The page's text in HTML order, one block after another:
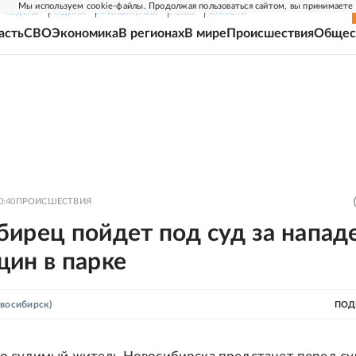
Мы используем cookie-файлы. Продолжая пользоваться сайтом, вы принимаете
НЕДЕЛЯ РОДИНА ПРИЛОЖЕНИЯ СОЮЗ НОВОСТИ
СВОЭкономикаВ регионахВ мире Происшествия
ПРОИСШЕСТВИЯ
пойдет под суд за
в парке